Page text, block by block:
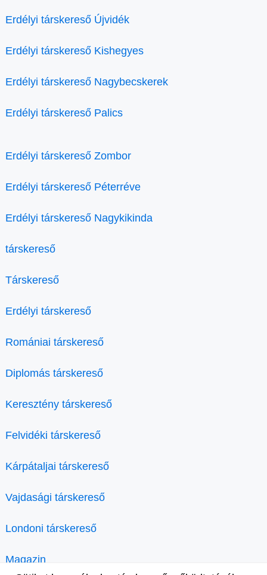
Erdélyi társkereső Újvidék
Erdélyi társkereső Kishegyes
Erdélyi társkereső Nagybecskerek
Erdélyi társkereső Palics
Erdélyi társkereső Zombor
Erdélyi társkereső Péterréve
Erdélyi társkereső Nagykikinda
társkereső
Társkereső
Erdélyi társkereső
Romániai társkereső
Diplomás társkereső
Keresztény társkereső
Felvidéki társkereső
Kárpátaljai társkereső
Vajdasági társkereső
Londoni társkereső
Magazin